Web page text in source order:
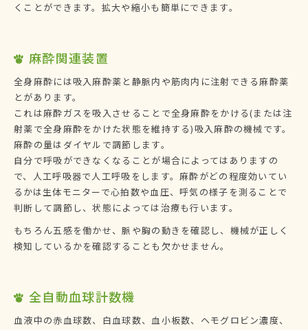
くことができます。拡大や縮小も簡単にできます。
麻酔関連装置
全身麻酔には吸入麻酔薬と静脈内や筋肉内に注射できる麻酔薬
とがあります。
これは麻酔ガスを吸入させることで全身麻酔をかける(または注
射薬で全身麻酔をかけた状態を維持する)吸入麻酔の機械です。
麻酔の量はダイヤルで調節します。
自分で呼吸ができなくなることが場合によってはありますの
で、人工呼吸器で人工呼吸をします。麻酔がどの程度効いてい
るかは生体モニターで心拍数や血圧、呼気の様子を測ることで
判断して調節し、状態によっては治療も行います。
もちろん五感を働かせ、脈や胸の動きを確認し、機械が正しく
検知しているかを確認することも欠かせません。
全自動血球計数機
血液中の赤血球数、白血球数、血小板数、ヘモグロビン濃度、